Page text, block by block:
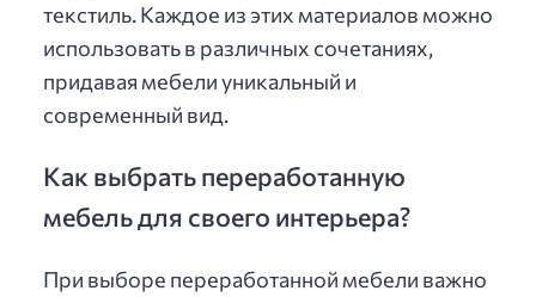
текстиль. Каждое из этих материалов можно
использовать в различных сочетаниях,
придавая мебели уникальный и
современный вид.
Как выбрать переработанную
мебель для своего интерьера?
При выборе переработанной мебели важно